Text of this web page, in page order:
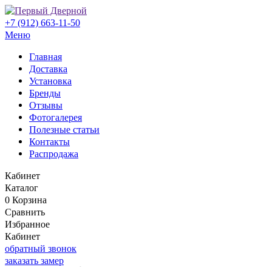
+7 (912) 663-11-50
Меню
Главная
Доставка
Установка
Бренды
Отзывы
Фотогалерея
Полезные статьи
Контакты
Распродажа
Кабинет
Каталог
0 Корзина
Сравнить
Избранное
Кабинет
обратный звонок
заказать замер